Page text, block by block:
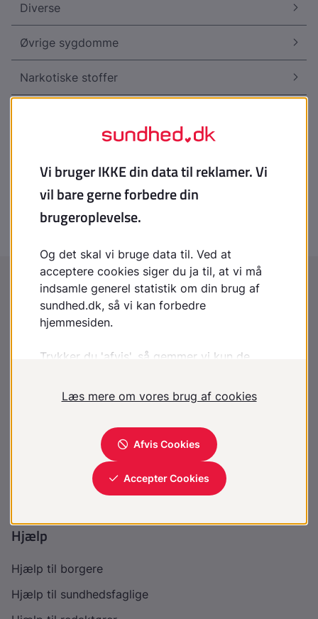
Diverse
Øvrige sygdomme
Narkotiske stoffer
Mani og bipolar lidelse